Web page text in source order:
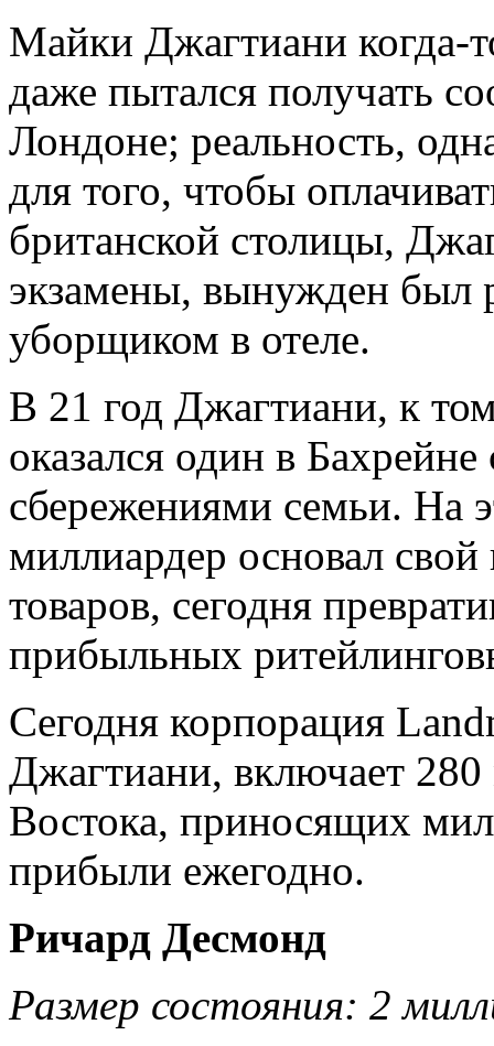
Майки Джагтиани когда-
даже пытался получать
Лондоне; реальность,
для того, чтобы
британской столицы,
экзамены, вынужден был
уборщиком в отеле.
В 21 год Джагтиани, к
оказался один в
сбережениями семьи. На
миллиардер основал
товаров, сегодня
прибыльных
Сегодня корпорация
Джагтиани, включает 280
Востока, приносящих
прибыли ежегодно.
Ричард Десмонд
Размер состояния: 2